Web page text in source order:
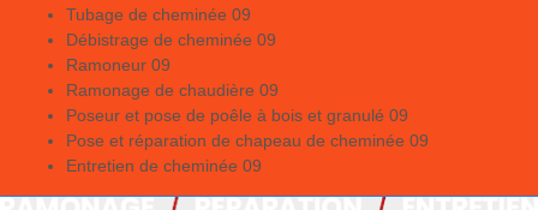
Tubage de cheminée 09
Débistrage de cheminée 09
Ramoneur 09
Ramonage de chaudière 09
Poseur et pose de poêle à bois et granulé 09
Pose et réparation de chapeau de cheminée 09
Entretien de cheminée 09